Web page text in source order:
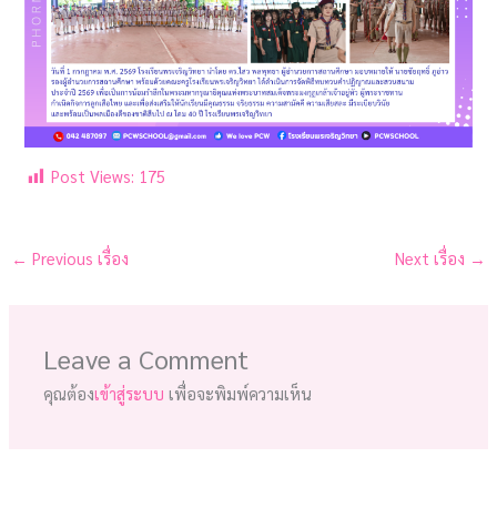
Post Views: 175
← Previous เรื่อง Next เรื่อง →
Leave a Comment
คุณต้องเข้าสู่ระบบ เพื่อจะพิมพ์ความเห็น